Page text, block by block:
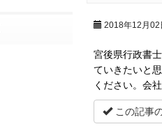
2018年12月02
宮後県行政書
ていきたいと
ください。会
この記事